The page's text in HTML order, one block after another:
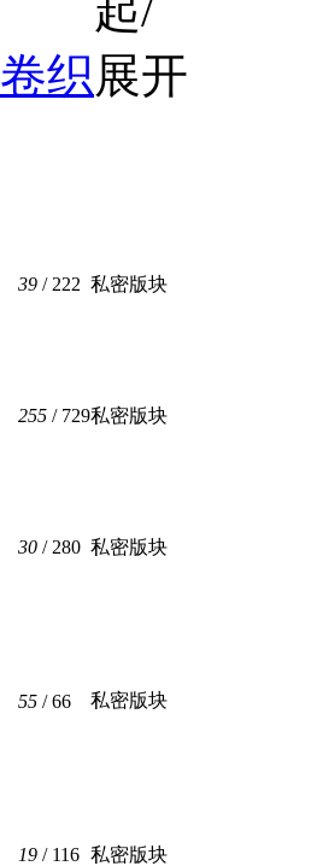
卷织
39 / 222 私密版块
255 / 729私密版块
30 / 280 私密版块
55 / 66 私密版块
19 / 116 私密版块